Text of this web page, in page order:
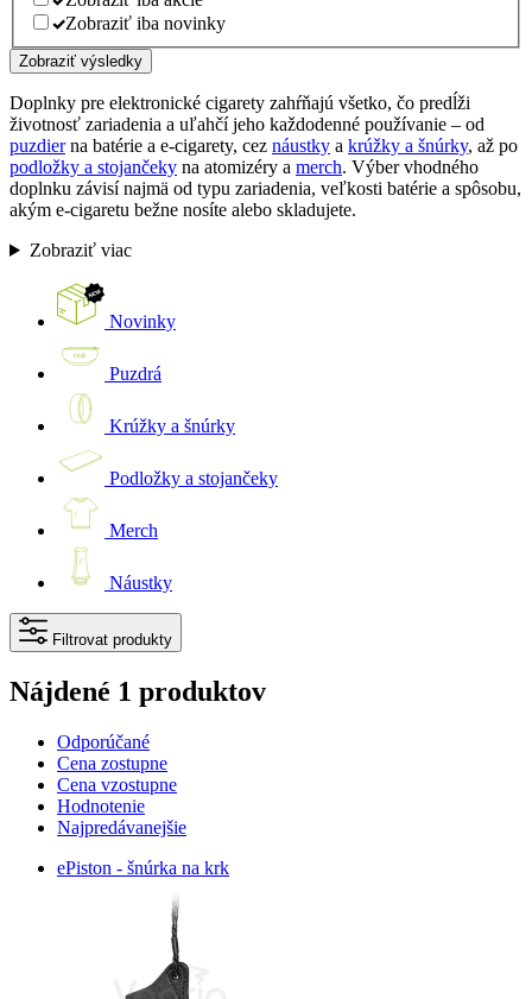
Zobraziť iba novinky
Zobraziť výsledky
Doplnky pre elektronické cigarety zahŕňajú všetko, čo predĺži
životnosť zariadenia a uľahčí jeho každodenné používanie – od
puzdierna batérie a e-cigarety, cez náustky a krúžky a šnúrky, až po
podložky a stojančeky na atomizéry a merch. Výber vhodného
doplnku závisí najmä od typu zariadenia, veľkosti batérie a spôsobu,
akým e-cigaretu bežne nosíte alebo skladujete.
Zobraziť viac
Novinky
Puzdrá
Krúžky a šnúrky
Podložky a stojančeky
Merch
Náustky
Filtrovat produkty
Nájdené 1 produktov
Odporúčané
Cena zostupne
Cena vzostupne
Hodnotenie
Najpredávanejšie
ePiston - šnúrka na krk